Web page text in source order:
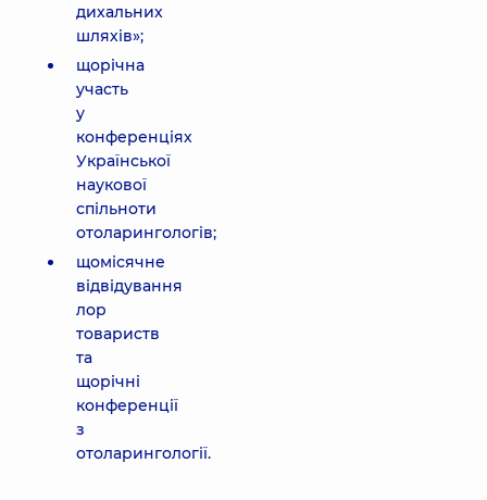
дихальних
шляхів»;
щорічна
участь
у
конференціях
Української
наукової
спільноти
отоларингологів;
щомісячне
відвідування
лор
товариств
та
щорічні
конференції
з
отоларингології.